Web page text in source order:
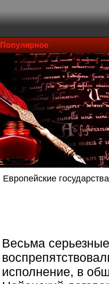
Популярное
Европейские
Весьма
исполнение, в